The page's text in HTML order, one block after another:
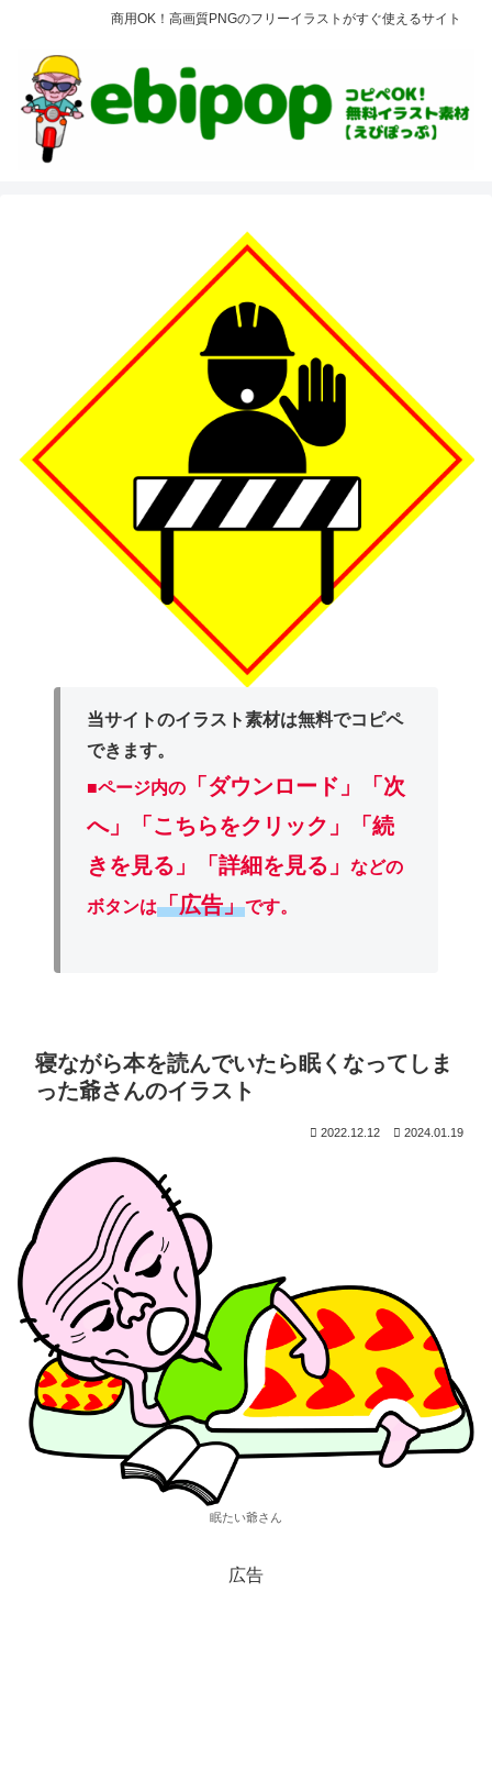
商用OK！高画質PNGのフリーイラストがすぐ使えるサイト
当サイトのイラスト素材は無料でコピペ
できます。
■ページ内の
「ダウンロード」
「次
へ」「こちらをクリック」「続
きを見る」「詳細を見る」などの
ボタンは「広告」です。
寝ながら本を読んでいたら眠くなってしま
った爺さんのイラスト
2022.12.12 2024.01.19
眠たい爺さん
広告